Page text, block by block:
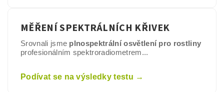
MĚŘENÍ SPEKTRÁLNÍCH KŘIVEK
Srovnali jsme plnospektrální osvětlení pro rostliny
profesionálním spektroradiometrem...
Podívat se na výsledky testu →